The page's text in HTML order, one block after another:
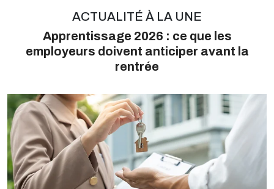
ACTUALITÉ À LA UNE
Apprentissage 2026 : ce que les
employeurs doivent anticiper avant la
rentrée